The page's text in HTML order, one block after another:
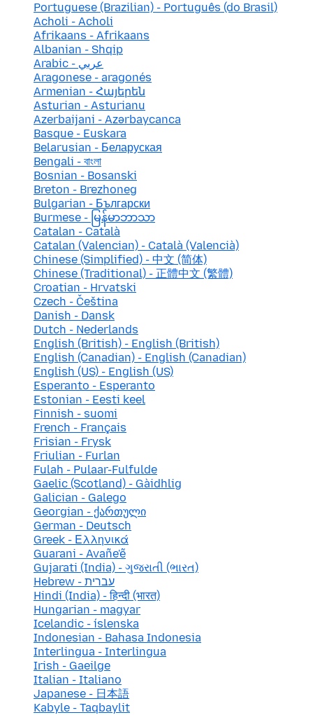
Portuguese (Brazilian) - Português (do Brasil)
Acholi - Acholi
Afrikaans - Afrikaans
Albanian - Shqip
Arabic - عربي
Aragonese - aragonés
Armenian - Հայերեն
Asturian - Asturianu
Azerbaijani - Azərbaycanca
Basque - Euskara
Belarusian - Беларуская
Bengali - বাংলা
Bosnian - Bosanski
Breton - Brezhoneg
Bulgarian - Български
Burmese - မြန်မာဘာသာ
Catalan - Català
Catalan (Valencian) - Català (Valencià)
Chinese (Simplified) - 中文 (简体)
Chinese (Traditional) - 正體中文 (繁體)
Croatian - Hrvatski
Czech - Čeština
Danish - Dansk
Dutch - Nederlands
English (British) - English (British)
English (Canadian) - English (Canadian)
English (US) - English (US)
Esperanto - Esperanto
Estonian - Eesti keel
Finnish - suomi
French - Français
Frisian - Frysk
Friulian - Furlan
Fulah - Pulaar-Fulfulde
Gaelic (Scotland) - Gàidhlig
Galician - Galego
Georgian - ქართული
German - Deutsch
Greek - Ελληνικά
Guarani - Avañe'ẽ
Gujarati (India) - ગુજરાતી (ભારત)
Hebrew - עברית
Hindi (India) - हिन्दी (भारत)
Hungarian - magyar
Icelandic - íslenska
Indonesian - Bahasa Indonesia
Interlingua - Interlingua
Irish - Gaeilge
Italian - Italiano
Japanese - 日本語
Kabyle - Taqbaylit